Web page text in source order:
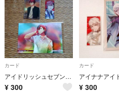
カード
アイドリッシュセブンムビナナクリアカードソニーイヤホンブロマイドトウマ
¥ 300
カード
¥ 300